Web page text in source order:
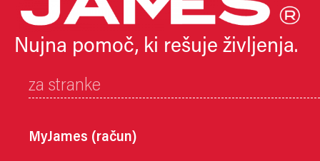
Nujna pomoč, ki rešuje življenja.
za stranke
MyJames (račun)